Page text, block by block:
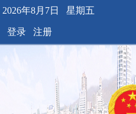
2026年8月7日 星期五
登录 注册